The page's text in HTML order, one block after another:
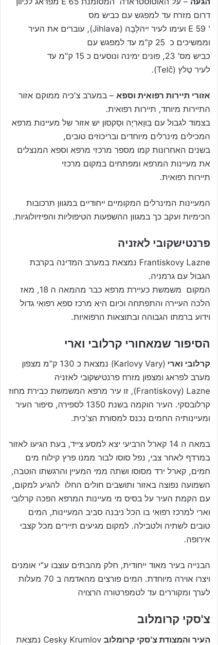
דרום מזרח עד למפגש עם כביש מס
' 59 E ועימו לעיר יִיהלָבָה (Jihlava), עוברים את העיר
וממשיכים כ 25 ק"מ עד למפגש עם
כביש מס' 23, פונים ימינה ונוסעים כ 15 ק"מ עד
לעיר טֶלץ (Telč).
אזורי תיירות רפואית וספא – במערב צ'כיה ממוקם אזור
התיירות מיוחד, תיירות רפואית.
בצמוד לגבול עם בַּווָארִיָה וסַקסון יש אזור של מעיינות מרפא
המכילים מינרלים מיוחדים ובריכוזים טובים,
בשנים האחרונות קמו מספר מרכזי מרפא וספא המנצלים
את מעיינות המרפא ומפתחים במקום מרכזי
תיירות רפואית.
המעיינות המינרלים המקומיים ייחודיים במגוון תרכובות
הכימיות ועקב כך במגוון ההשפעות הטיפוליות והפיזיולוגיות.
פרנטישקובי לאזניה
Frantiskovy Lazne נמצאת במערב המדינה בקרבת
הגבול עם גרמניה.
המקום משמשת כעיירת מרפא כבר מהמאה ה 18, מאז
הלכה העיירה והתפתחה וכיום היא מרכז ספא רפואי גדול
וידוע ברמתו הגבוהה ובתוצאות הרפואיות.
הסיפור שמאחורי קרלובי וארי
קרלובי וארי
(Karlovy Vary) נמצאת כ 130 ק"מ מצפון
מערב לפראג ומצפון מזרח פרנטישקובי לאזניה
Frantiskovy) Lazne), זו עיר מרפא המשמשת כבירת מחוז
קרלובסקי. העיר הוקמה בשנת 1350 לספירה, סיפור העיר
ומעיינותיה החמים נכנס למסורת הצ'כית.
במאה ה 14 קארל הרביעי יצא למסע צייד, בעת הגיעו לאזור
במרדף לאחר צבי, נפל סוסו לבור ממנו פרץ קילוח מים
חמים, קארל ירד מסוסו ושתה ממי המעיין והרגשתו הוטבה,
השמועה נפוצה באזור ותושבים חולים החלו להגיע למקום,
עם הקמת העיר על בסיס מי מעיינות המרפא הפכה קרלובי
וארי למרכז רפואי בו הכל ניבנה סביב המעיינות, המים
טובים לשתיה ולטבילה. למקום מגיעים תיירים מכל קצבי
אירופה.
הבנייה בעיר מאוד ייחודית, חלק מהבתים עוצבו ע"י אומנים
ויצרו אוירה מיוחדת. המים פורצים מהאדמה ב 70 מעלות
לערך ומקוררים עד לטמפרטורה הרצויה
צ'סקי קרומלוב
העיר והמצודת צ'סקי קרומלוב
Cesky Krumlov נמצאת